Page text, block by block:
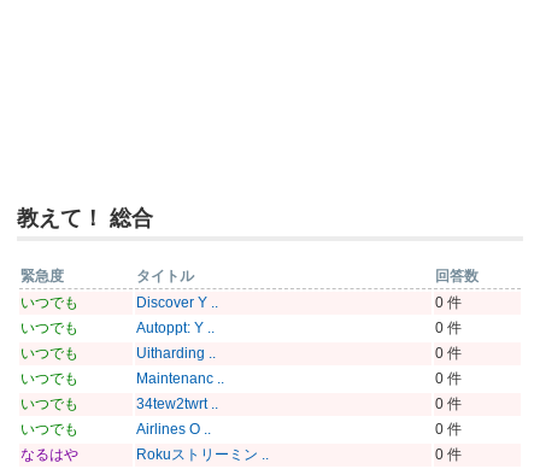
教えて！ 総合
緊急度 タイトル
回答数
いつでも
Discover Y ..
0 件
いつでも
Autoppt: Y ..
0 件
いつでも
Uitharding ..
0 件
いつでも
Maintenanc ..
0 件
いつでも
34tew2twrt ..
0 件
いつでも
Airlines O ..
0 件
なるはや
Rokuストリーミン ..
0 件